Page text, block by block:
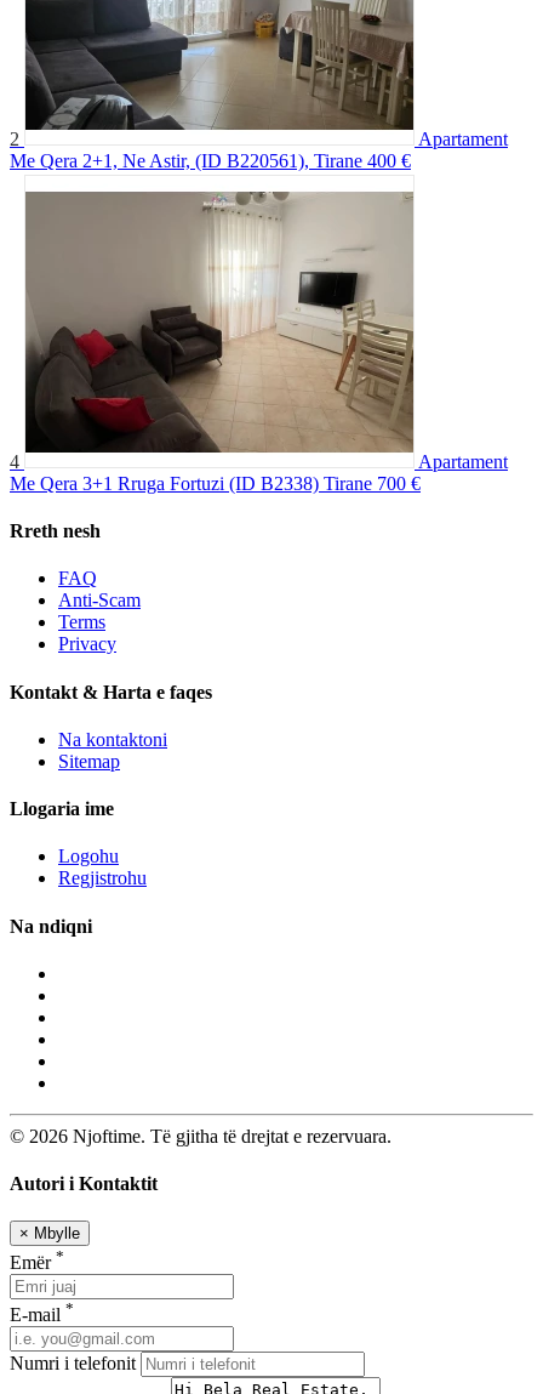
2
Apartament
Me Qera 2+1, Ne Astir, (ID B220561), Tirane 400 €
4
Apartament
Me Qera 3+1 Rruga Fortuzi (ID B2338) Tirane 700 €
Rreth nesh
FAQ
Anti-Scam
Terms
Privacy
Kontakt & Harta e faqes
Na kontaktoni
Sitemap
Llogaria ime
Logohu
Regjistrohu
Na ndiqni
© 2026 Njoftime. Të gjitha të drejtat e rezervuara.
Autori i Kontaktit
× Mbylle
Emër *
E-mail *
Numri i telefonit